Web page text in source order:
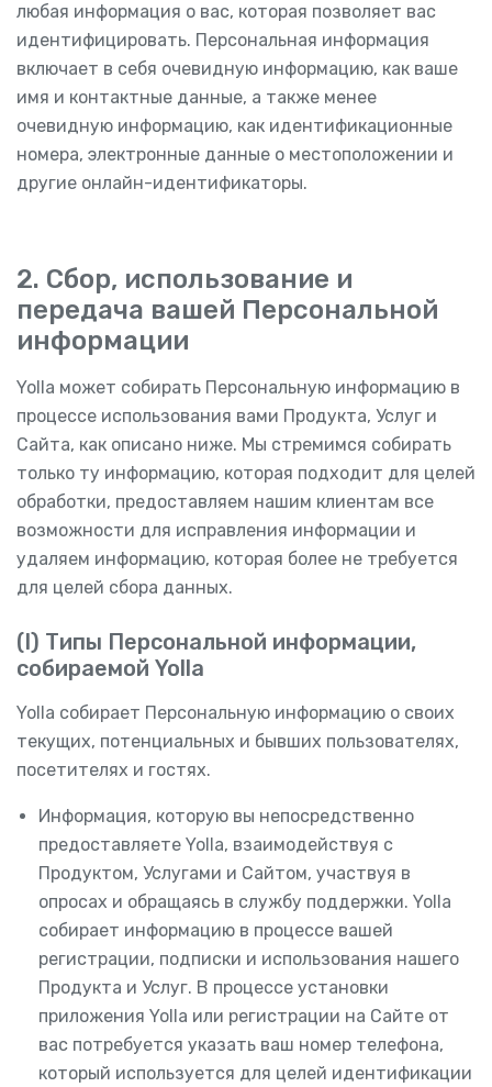
любая информация о вас, которая позволяет вас
идентифицировать. Персональная информация
включает в себя очевидную информацию, как ваше
имя и контактные данные, а также менее
очевидную информацию, как идентификационные
номера, электронные данные о местоположении и
другие онлайн-идентификаторы.
2. Сбор, использование и
передача вашей Персональной
информации
Yolla может собирать Персональную информацию в
процессе использования вами Продукта, Услуг и
Сайта, как описано ниже. Мы стремимся собирать
только ту информацию, которая подходит для целей
обработки, предоставляем нашим клиентам все
возможности для исправления информации и
удаляем информацию, которая более не требуется
для целей сбора данных.
(I) Типы Персональной информации,
собираемой Yolla
Yolla собирает Персональную информацию о своих
текущих, потенциальных и бывших пользователях,
посетителях и гостях.
Информация, которую вы непосредственно
предоставляете Yolla, взаимодействуя с
Продуктом, Услугами и Сайтом, участвуя в
опросах и обращаясь в службу поддержки. Yolla
собирает информацию в процессе вашей
регистрации, подписки и использования нашего
Продукта и Услуг. В процессе установки
приложения Yolla или регистрации на Сайте от
вас потребуется указать ваш номер телефона,
который используется для целей идентификации